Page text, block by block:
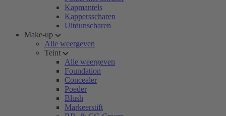
Kapmantels
Kappersscharen
Uitdunscharen
Make-up
Alle weergeven
Teint
Alle weergeven
Foundation
Concealer
Poeder
Blush
Markeerstift